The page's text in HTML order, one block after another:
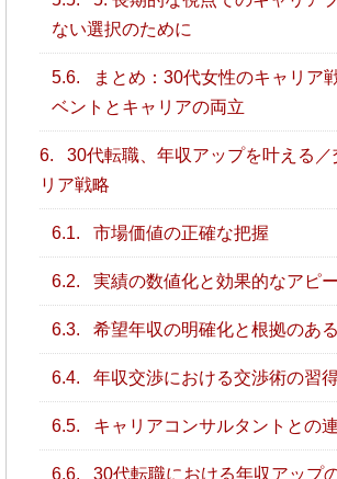
ない選択のために
5.6.
まとめ：30代女性のキャリア
ベントとキャリアの両立
6.
30代転職、年収アップを叶える／
リア戦略
6.1. 市場価値の正確な把握
6.2. 実績の数値化と効果的なアピ
6.3. 希望年収の明確化と根拠のあ
6.4. 年収交渉における交渉術の習
6.5. キャリアコンサルタントとの
6.6. 30代転職における年収アップ